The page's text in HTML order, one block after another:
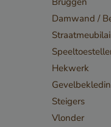
Damwand /
Hekwerk
Steigers
Vlonder